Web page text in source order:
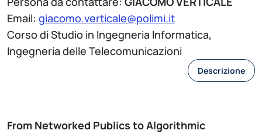
Email: giacomo.verticale@polimi.it
Corso di Studio in Ingegneria Informatica,
Ingegneria delle Telecomunicazioni
Descrizione
From Networked Publics to Algorithmic